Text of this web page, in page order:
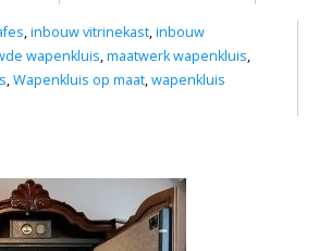
,inbouw vitrinekast,inbouw
wapenkluis,maatwerk wapenkluis,
,Wapenkluis op maat,wapenkluis